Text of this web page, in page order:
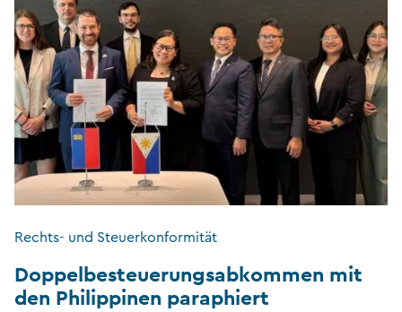
Rechts- und Steuerkonformität
Doppelbesteuerungsabkommen mit
den Philippinen paraphiert